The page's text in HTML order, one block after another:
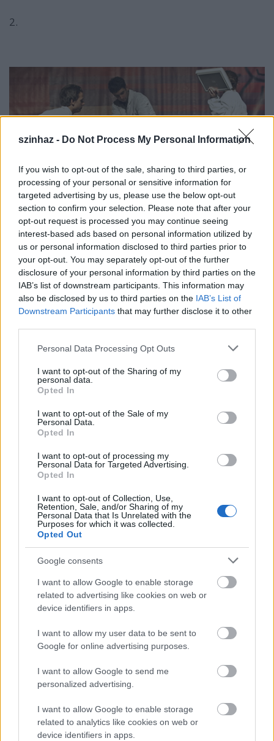
szinhaz - Do Not Process My Personal Information
If you wish to opt-out of the sale, sharing to third parties, or
processing of your personal or sensitive information for
targeted advertising by us, please use the below opt-out
section to confirm your selection. Please note that after your
opt-out request is processed you may continue seeing
interest-based ads based on personal information utilized by
us or personal information disclosed to third parties prior to
your opt-out. You may separately opt-out of the further
disclosure of your personal information by third parties on the
IAB’s list of downstream participants. This information may
also be disclosed by us to third parties on the IAB’s List of
Downstream Participants that may further disclose it to other
Please note that this website/app uses one or more Google
not limited to your visit or usage behaviour. You may click to
grant or deny consent to Google and its third-party tags to
use your data for below specified purposes in below Google
consent section.
Personal Data Processing Opt Outs
I want to opt-out of the Sharing of my
personal data.
Opted In
I want to opt-out of the Sale of my
Personal Data.
Opted In
I want to opt-out of processing my
Personal Data for Targeted Advertising.
Opted In
I want to opt-out of Collection, Use,
Retention, Sale, and/or Sharing of my
Personal Data that Is Unrelated with the
Purposes for which it was collected.
Opted Out
Google consents
I want to allow Google to enable storage
related to advertising like cookies on web or
device identifiers in apps.
I want to allow my user data to be sent to
Google for online advertising purposes.
I want to allow Google to send me
personalized advertising.
I want to allow Google to enable storage
related to analytics like cookies on web or
device identifiers in apps.
2.